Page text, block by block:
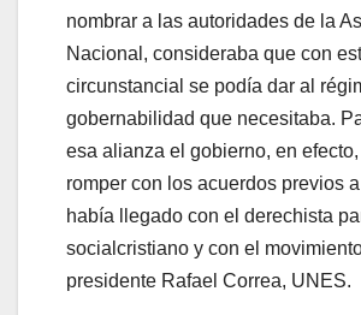
nombrar a las autoridades de la
Nacional, consideraba que con
circunstancial se podía dar al
gobernabilidad que necesitaba.
esa alianza el gobierno, en
romper con los acuerdos previos
había llegado con el derechista
socialcristiano y con el
presidente Rafael Correa, UNES.